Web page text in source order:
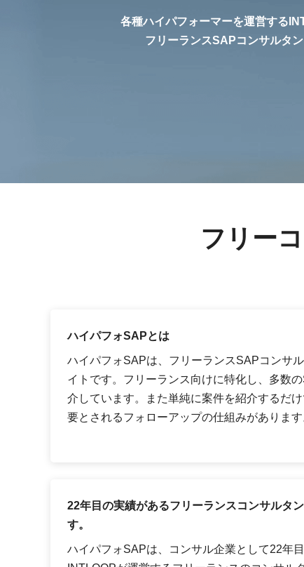
各種ハイパフォーマーを運営する
フリーランスSAPコンサルタ
フリー
ハイパフォSAPとは
ハイパフォSAPは、フリーランスSAPコンサ
イトです。フリーランス向けに特化し、多数
介しています。また単純に案件を紹介するだ
要とされるフォローアップの仕組みがあります
22年目の実績があるフリーランスコンサルタ
す。
ハイパフォSAPは、コンサル企業として22年